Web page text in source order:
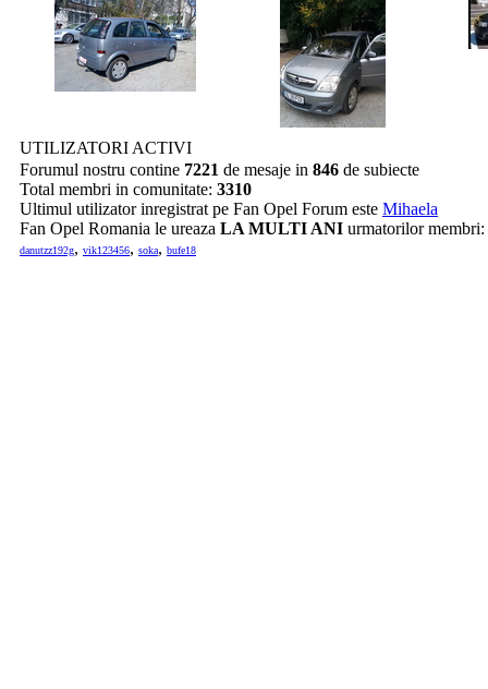
UTILIZATORI ACTIVI
Forumul nostru contine 7221 de mesaje in 846 de subiecte
Total membri in comunitate: 3310
Ultimul utilizator inregistrat pe Fan Opel Forum este Mihaela
Fan Opel Romania le ureaza LA MULTI ANI urmatorilor membri:
danutzz192g, vik123456, soka, bufe18